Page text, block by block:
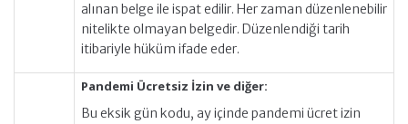
alınan belge ile ispat edilir. Her zaman düzenlenebilir
nitelikte olmayan belgedir. Düzenlendiği tarih
itibariyle hüküm ifade eder.
Pandemi Ücretsiz İzin ve diğer:
Bu eksik gün kodu, ay içinde pandemi ücret izin